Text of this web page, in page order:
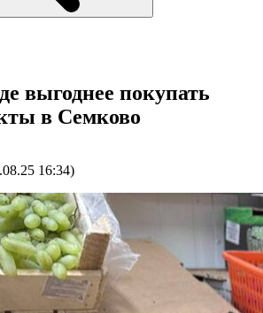
выгоднее покупать
в Семково
16:34)